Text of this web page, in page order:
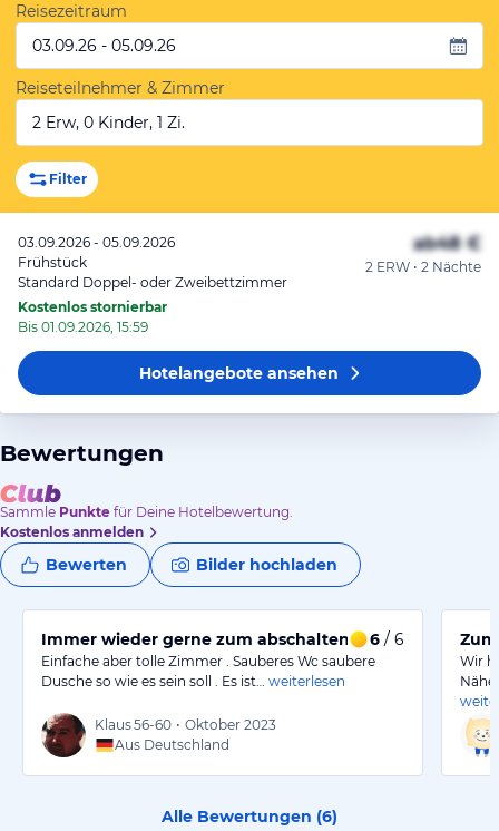
Reisezeitraum
03.09.26 - 05.09.26
Reiseteilnehmer & Zimmer
2 Erw, 0 Kinder, 1 Zi.
Filter
03.09.2026 - 05.09.2026
Frühstück
Standard Doppel- oder Zweibettzimmer
Kostenlos stornierbar
Bis 01.09.2026, 15:59
ab48 €
2 ERW • 2 Nächte
Hotelangeboteansehen
Bewertungen
Sammle Punkte für Deine Hotelbewertung.
Kostenlos anmelden
Bewerten Bilder hochladen
Immer wieder gerne zum abschalten bin jetzt 5 Woch
6 / 6
Einfache aber tolle Zimmer . Sauberes Wc saubere
Dusche so wie es sein soll . Es ist…
weiterlesen
Klaus56-60 • Oktober 2023
Aus Deutschland
Wir
Alle Bewertungen (6)